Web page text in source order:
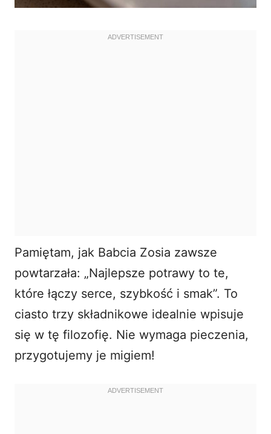
Pamiętam, jak Babcia Zosia zawsze
powtarzała: „Najlepsze potrawy to te,
które łączy serce, szybkość i smak”. To
ciasto trzy składnikowe idealnie wpisuje
się w tę filozofię. Nie wymaga pieczenia,
przygotujemy je migiem!